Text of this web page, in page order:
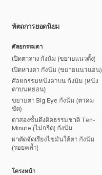
หัตถการยอดนิยม
ศัลยกรรมตา
เปิดตาล่าง กังนัม (ขยายแนวตั้ง)
เปิดหางตา กังนัม (ขยายแนวนอน)
ศัลยกรรมหนังตาบน กังนัม (หนัง
ตาบนหย่อน)
ขยายตา Big Eye กังนัม (ตาคม
ชัด)
ตาสองชั้นดึงติดธรรมชาติ Ten-
Minute (ไม่กรีด) กังนัม
ผ่าตัดจัดเรียงไขมันใต้ตา กังนัม
(รอยคล้ำ)
โครงหน้า